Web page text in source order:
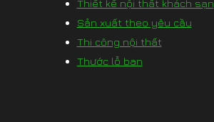
Thiết kế nội thất khách sạn
Sản xuất theo yêu cầu
Thi công nội thất
Thước lỗ ban